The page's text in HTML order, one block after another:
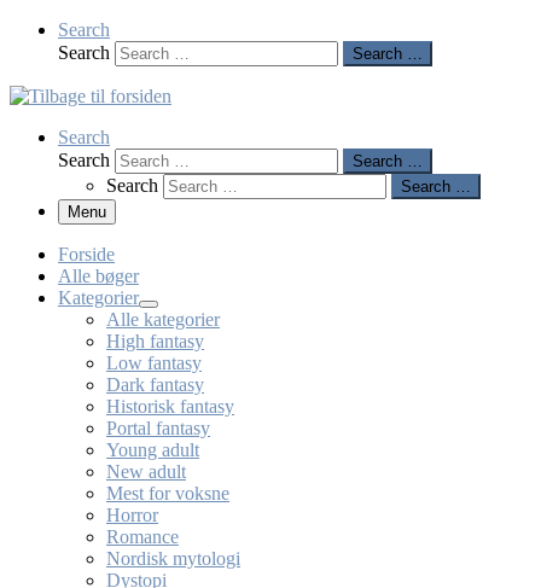
Search
Search
Search …
Search
Search
Search …
Search
Search …
Menu
Forside
Alle bøger
Kategorier
Alle kategorier
High fantasy
Low fantasy
Dark fantasy
Historisk fantasy
Portal fantasy
Young adult
New adult
Mest for voksne
Horror
Romance
Nordisk mytologi
Dystopi